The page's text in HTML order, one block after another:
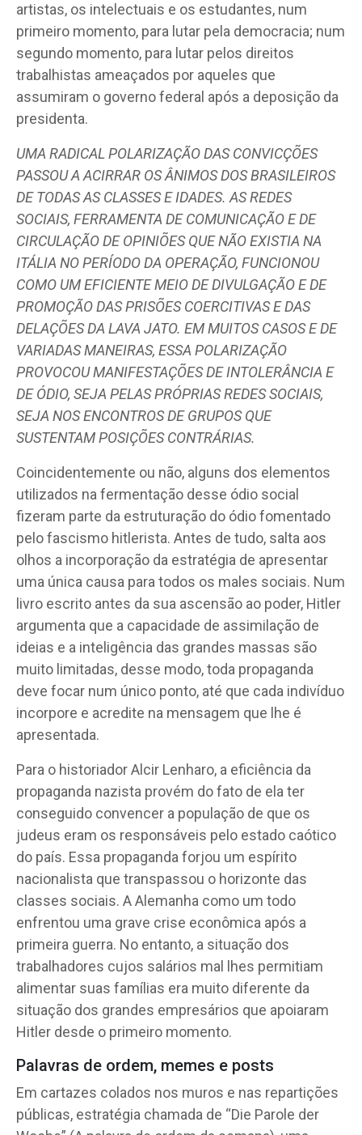
artistas, os intelectuais e os estudantes, num
primeiro momento, para lutar pela democracia; num
segundo momento, para lutar pelos direitos
trabalhistas ameaçados por aqueles que
assumiram o governo federal após a deposição da
presidenta.
UMA RADICAL POLARIZAÇÃO DAS CONVICÇÕES
PASSOU A ACIRRAR OS ÂNIMOS DOS BRASILEIROS
DE TODAS AS CLASSES E IDADES. AS REDES
SOCIAIS, FERRAMENTA DE COMUNICAÇÃO E DE
CIRCULAÇÃO DE OPINIÕES QUE NÃO EXISTIA NA
ITÁLIA NO PERÍODO DA OPERAÇÃO, FUNCIONOU
COMO UM EFICIENTE MEIO DE DIVULGAÇÃO E DE
PROMOÇÃO DAS PRISÕES COERCITIVAS E DAS
DELAÇÕES DA LAVA JATO. EM MUITOS CASOS E DE
VARIADAS MANEIRAS, ESSA POLARIZAÇÃO
PROVOCOU MANIFESTAÇÕES DE INTOLERÂNCIA E
DE ÓDIO, SEJA PELAS PRÓPRIAS REDES SOCIAIS,
SEJA NOS ENCONTROS DE GRUPOS QUE
SUSTENTAM POSIÇÕES CONTRÁRIAS.
Coincidentemente ou não, alguns dos elementos
utilizados na fermentação desse ódio social
fizeram parte da estruturação do ódio fomentado
pelo fascismo hitlerista. Antes de tudo, salta aos
olhos a incorporação da estratégia de apresentar
uma única causa para todos os males sociais. Num
livro escrito antes da sua ascensão ao poder, Hitler
argumenta que a capacidade de assimilação de
ideias e a inteligência das grandes massas são
muito limitadas, desse modo, toda propaganda
deve focar num único ponto, até que cada indivíduo
incorpore e acredite na mensagem que lhe é
apresentada.
Para o historiador Alcir Lenharo, a eficiência da
propaganda nazista provém do fato de ela ter
conseguido convencer a população de que os
judeus eram os responsáveis pelo estado caótico
do país. Essa propaganda forjou um espírito
nacionalista que transpassou o horizonte das
classes sociais. A Alemanha como um todo
enfrentou uma grave crise econômica após a
primeira guerra. No entanto, a situação dos
trabalhadores cujos salários mal lhes permitiam
alimentar suas famílias era muito diferente da
situação dos grandes empresários que apoiaram
Hitler desde o primeiro momento.
Palavras de ordem, memes e posts
Em cartazes colados nos muros e nas repartições
públicas, estratégia chamada de “Die Parole der